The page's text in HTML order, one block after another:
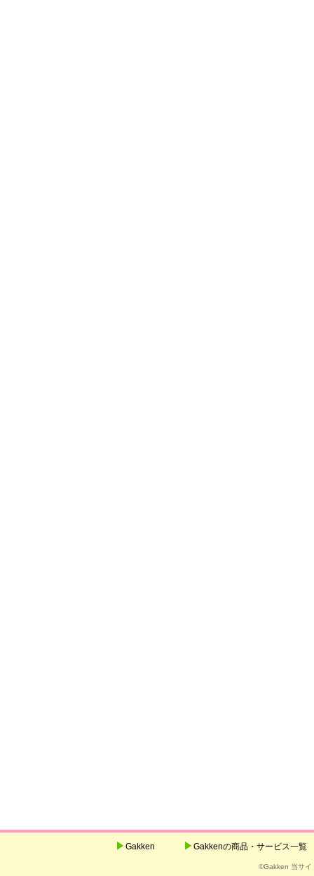
Gakken Gakkenの商品・サービス一覧
©Gakken 当サイ